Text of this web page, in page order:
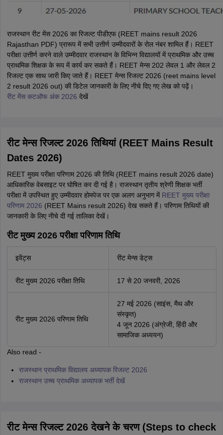
राजस्थान रीट मेंस 2026 का रिजल्ट पीडीएफ (REET mains result 2026
Rajasthan PDF) प्रारूप में सभी उत्तीर्ण उम्मीदवारों के रोल नंबर शामिल हैं। REET
परीक्षा उत्तीर्ण करने वाले उम्मीदवार राजस्थान के विभिन्न विद्यालयों में प्राथमिक और उच्च
प्राथमिक शिक्षक के रूप में कार्य कर सकते हैं। REET मेन्स 202 लेवल 1 और लेवल 2
रिजल्ट एक साथ जारी किए जाते हैं। REET मेन्स रिजल्ट 2026 (reet mains level
2 result 2026 out) की डिटेल जानकारी के लिए नीचे दिए गए लेख को पढ़ें।
रीट मेंस कटऑफ अंक 2026 देखें
रीट मेन्स रिजल्ट 2026 तिथियां (REET Mains Result
Dates 2026)
REET मुख्य परीक्षा परिणाम 2026 की तिथि (REET mains result 2026 date)
आधिकारिक वेबसाइट पर घोषित कर दी गई है। राजस्थान तृतीय श्रेणी शिक्षक भर्ती
परीक्षा में उपस्थित हुए उम्मीदवार होमपेज पर एक अलग अनुभाग मेंREET मुख्य परीक्षा
परिणाम 2026 (REET Mains result 2026) देख सकते हैं। परिणाम तिथियों की
जानकारी के लिए नीचे दी गई तालिका देखें।
रीट मुख्य 2026 परीक्षा परिणाम तिथि
इवेंट्स रीट मेन्स डेट्स
रीट मुख्य 2026 परीक्षा तिथि 17 से 20 जनवरी, 2026
रीट मुख्य 2026 परिणाम तिथि
27 मई 2026 (साइंस, मैथ और
संस्कृत)
4 जून 2026 (अंग्रेजी, हिंदी और
सामाजिक अध्ययन)
Also read -
राजस्थान प्राथमिक विद्यालय अध्यापक रिजल्ट 2026
राजस्थान उच्च प्राथमिक अध्यापक भर्ती देखें
रीट मेन्स रिजल्ट 2026 देखने के चरण (Steps to check